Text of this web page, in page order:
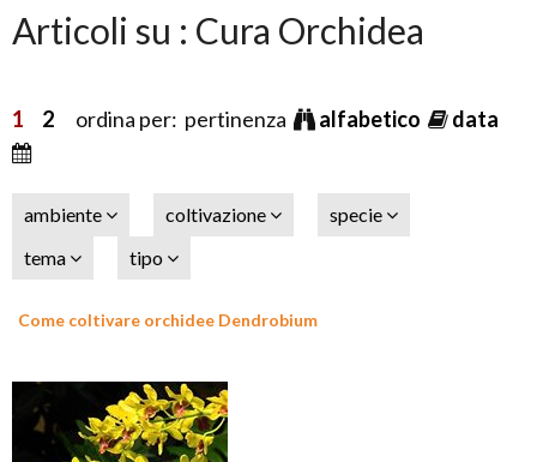
Articoli su : Cura Orchidea
1 2 ordina per: pertinenza alfabetico data
ambiente coltivazione
specie
tema
tipo
Come coltivare orchidee Dendrobium